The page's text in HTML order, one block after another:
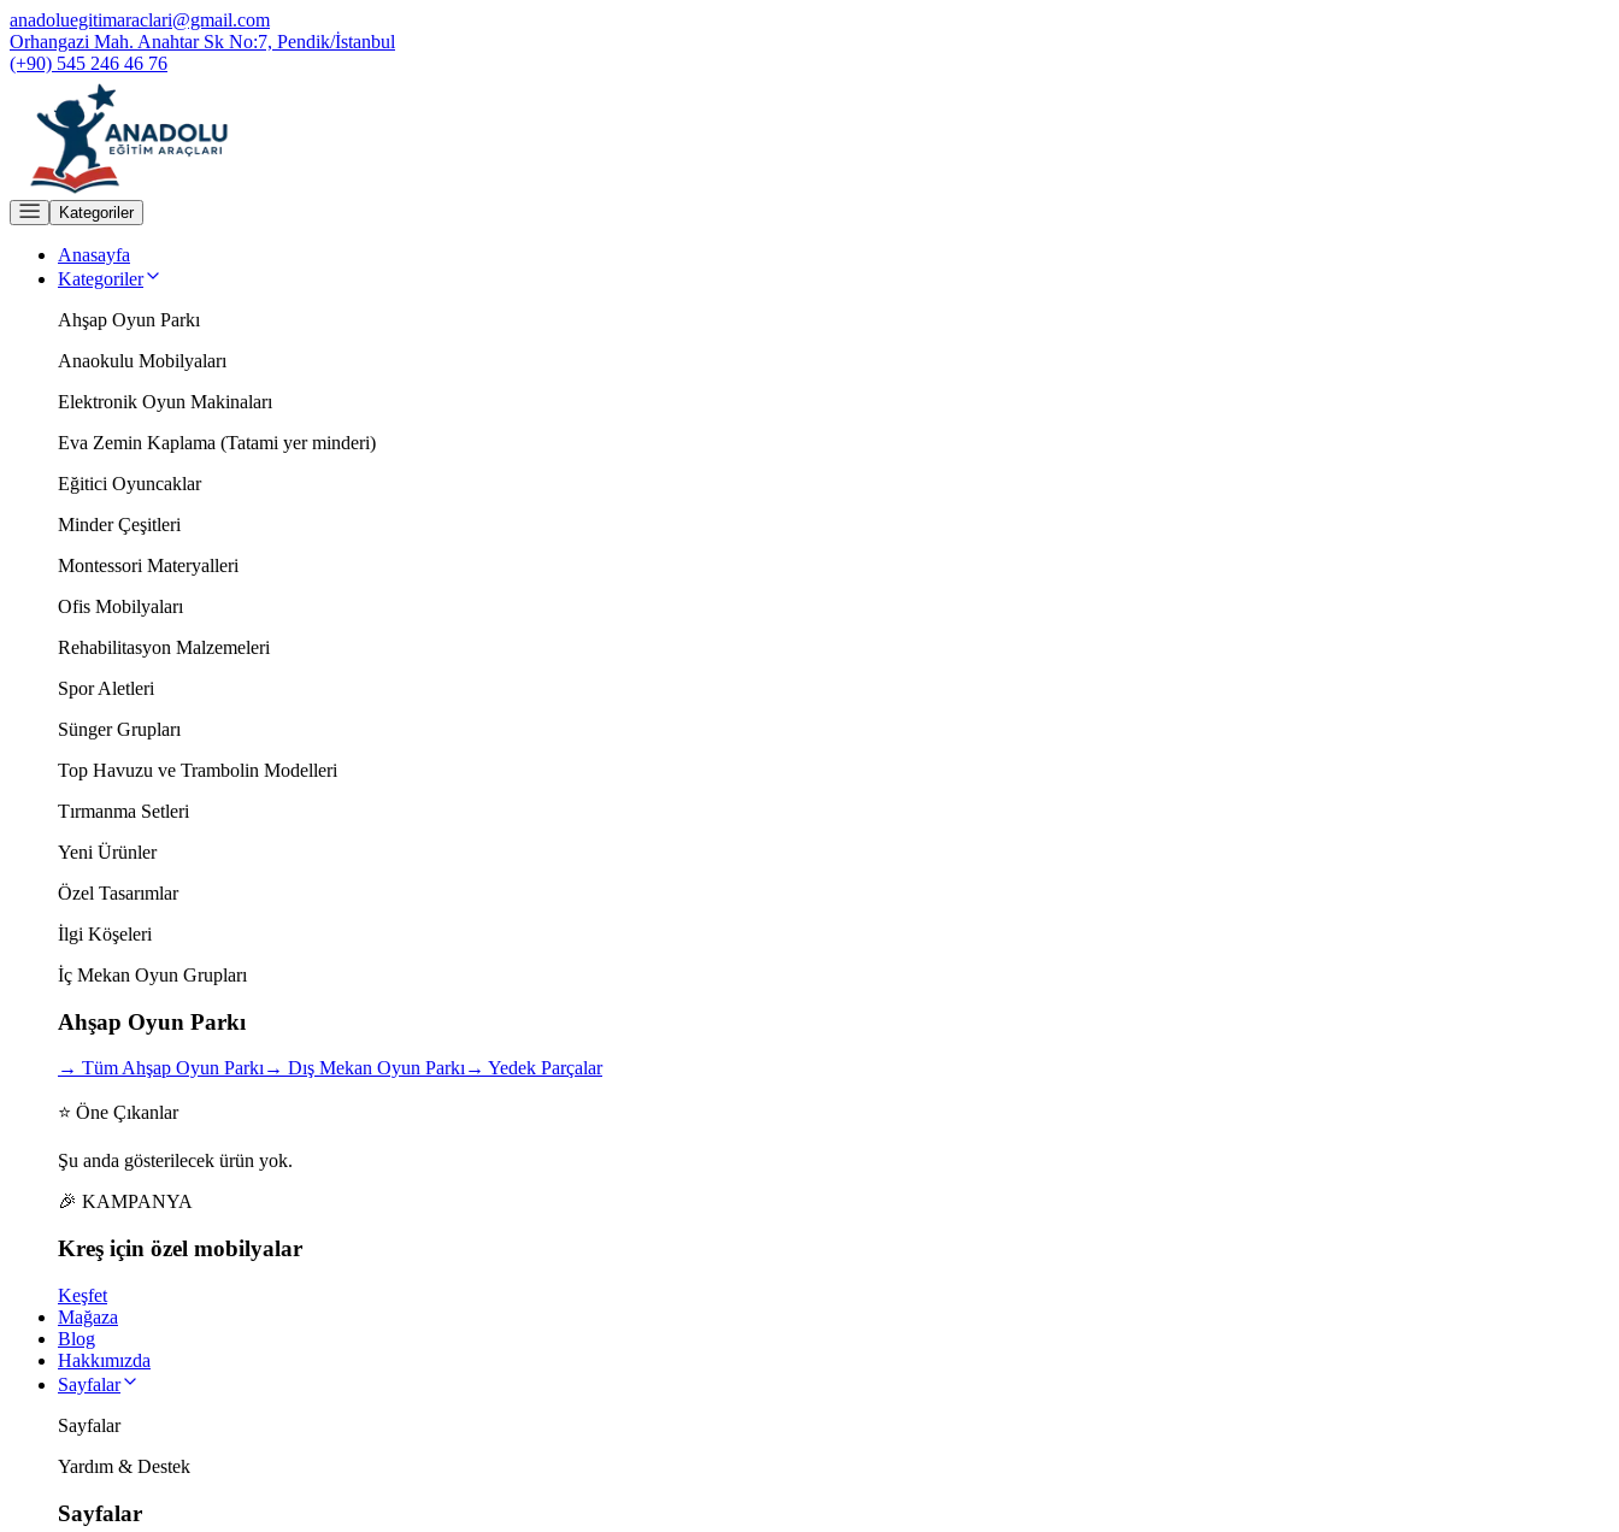
anadoluegitimaraclari@gmail.com
Orhangazi Mah. Anahtar Sk No:7, Pendik/İstanbul
(+90) 545 246 46 76
Kategoriler
Anasayfa
Kategoriler
Ahşap Oyun Parkı
Anaokulu Mobilyaları
Elektronik Oyun Makinaları
Eva Zemin Kaplama (Tatami yer minderi)
Eğitici Oyuncaklar
Minder Çeşitleri
Montessori Materyalleri
Ofis Mobilyaları
Rehabilitasyon Malzemeleri
Spor Aletleri
Sünger Grupları
Top Havuzu ve Trambolin Modelleri
Tırmanma Setleri
Yeni Ürünler
Özel Tasarımlar
İlgi Köşeleri
İç Mekan Oyun Grupları
Ahşap Oyun Parkı
→ Tüm Ahşap Oyun Parkı→ Dış Mekan Oyun Parkı→ Yedek Parçalar
⭐ Öne Çıkanlar
Şu anda gösterilecek ürün yok.
🎉 KAMPANYA
Kreş için özel mobilyalar
Keşfet
Mağaza
Blog
Hakkımızda
Sayfalar
Sayfalar
Yardım & Destek
Sayfalar